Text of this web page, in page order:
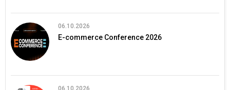
06.10.2026
E-commerce Conference 2026
06.10.2026